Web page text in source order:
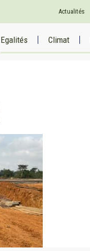
Actualités
Egalités Climat